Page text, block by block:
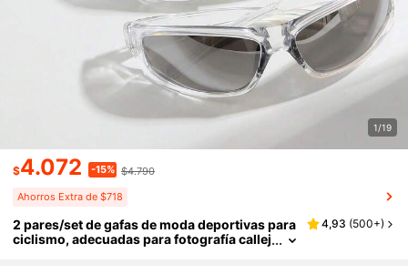
1/19
$4.072 -15% $4.790
Ahorros Extra de $718
2 pares/set de gafas de moda deportivas para
ciclismo, adecuadas para fotografía callej
4,93 (500+)